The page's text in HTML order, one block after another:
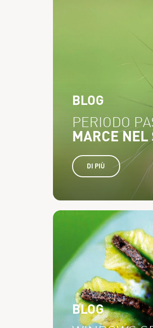
BLOG
PERIODO
MARCE
DI PIÙ
BLOG